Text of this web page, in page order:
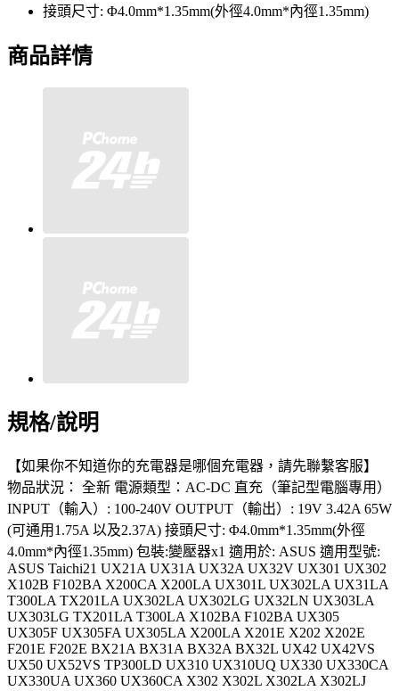
接頭尺寸: Φ4.0mm*1.35mm(外徑4.0mm*內徑1.35mm)
商品詳情
規格/說明
【如果你不知道你的充電器是哪個充電器，請先聯繫客服】
物品狀況： 全新 電源類型：AC-DC 直充（筆記型電腦專用）
INPUT（輸入）: 100-240V OUTPUT（輸出）: 19V 3.42A 65W
(可通用1.75A 以及2.37A) 接頭尺寸: Φ4.0mm*1.35mm(外徑
4.0mm*內徑1.35mm) 包裝:變壓器x1 適用於: ASUS 適用型號:
ASUS Taichi21 UX21A UX31A UX32A UX32V UX301 UX302
X102B F102BA X200CA X200LA UX301L UX302LA UX31LA
T300LA TX201LA UX302LA UX302LG UX32LN UX303LA
UX303LG TX201LA T300LA X102BA F102BA UX305
UX305F UX305FA UX305LA X200LA X201E X202 X202E
F201E F202E BX21A BX31A BX32A BX32L UX42 UX42VS
UX50 UX52VS TP300LD UX310 UX310UQ UX330 UX330CA
UX330UA UX360 UX360CA X302 X302L X302LA X302LJ